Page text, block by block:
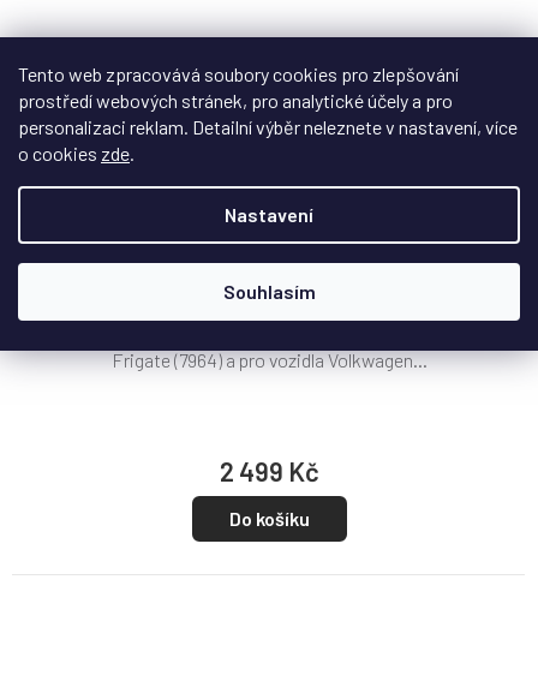
Tento web zpracovává soubory cookies pro zlepšování
prostředí webových stránek, pro analytické účely a pro
personalizaci reklam. Detailní výběr neleznete v nastavení, více
o cookies zde.
Nastavení
Souhlasím
Box pro LEGO® SW Republic Frigate a VW T1/T2
karavany
Na objednávku - datum dodání upřesníme
2 499 Kč
Do košíku
Frigate (7964) a pro vozidla Volkwagen...